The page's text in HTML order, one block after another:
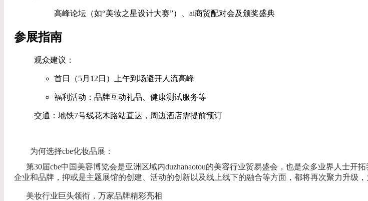
高峰论坛（如“美妆之星设计大赛”）、ai商贸配对会及颁奖盛典
参展指南
‌观众建议‌：
首日（5月12日）上午到场避开人流高峰
福利活动：品牌互动礼品、健康测试服务等
‌交通‌：地铁7号线花木路站直达，周边酒店需提前预订
为何选择cbe化妆品展：
第30届cbe中国美容博览会是亚洲区域内duzhanaotou的美容行业贸易盛会，也是众多业界人士开
企业和品牌，抑或是主题展馆的创建、活动的创新以及线上线下的融合等方面，都将再次聚力升级，
美妆行业巨头领衔，万家品牌精彩亮相